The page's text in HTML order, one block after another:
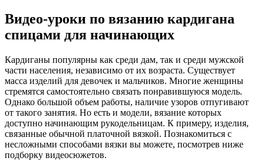
Видео-уроки по вязанию кардигана
спицами для начинающих
Кардиганы популярны как среди дам, так и среди мужской
части населения, независимо от их возраста. Существует
масса изделий для девочек и мальчиков. Многие женщины
стремятся самостоятельно связать понравившуюся модель.
Однако большой объем работы, наличие узоров отпугивают
от такого занятия. Но есть и модели, вязание которых
доступно начинающим рукодельницам. К примеру, изделия,
связанные обычной платочной вязкой. Познакомиться с
несложными способами вязки вы можете, посмотрев ниже
подборку видеосюжетов.